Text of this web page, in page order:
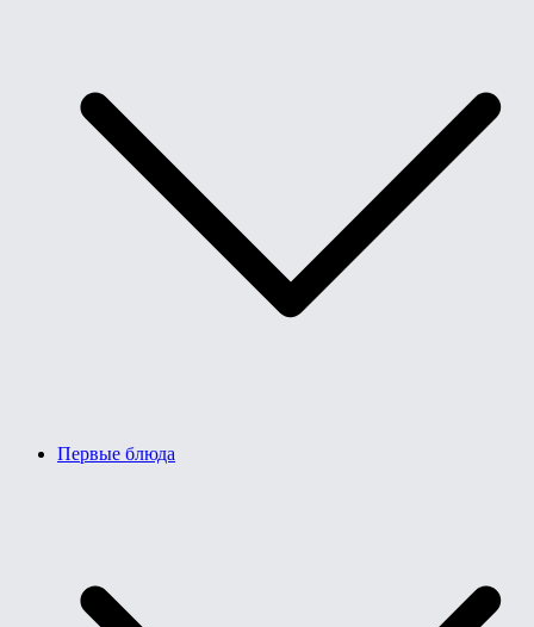
Первые блюда